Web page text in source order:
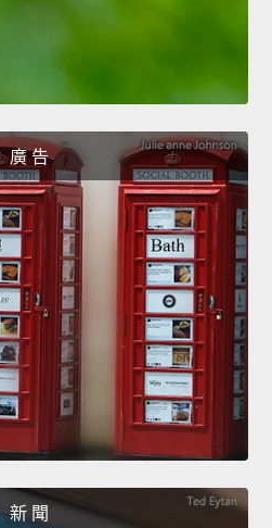
廣 告
新 聞